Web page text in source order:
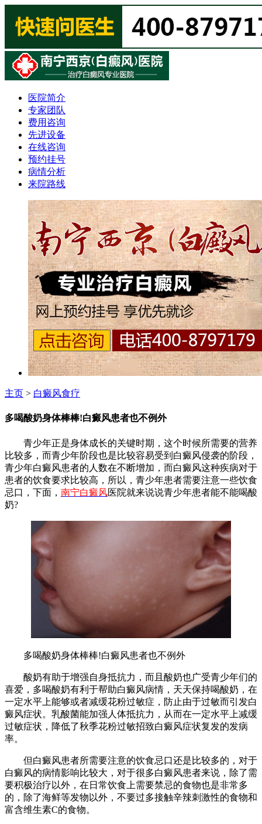
医院简介
专家团队
费用咨询
先进设备
在线咨询
预约挂号
病情分析
来院路线
主页 > 白癜风食疗
多喝酸奶身体棒棒!白癜风患者也不例外
青少年正是身体成长的关键时期，这个时候所需要的营养
比较多，而青少年阶段也是比较容易受到白癜风侵袭的阶段，
青少年白癜风患者的人数在不断增加，而白癜风这种疾病对于
患者的饮食要求比较高，所以，青少年患者需要注意一些饮食
忌口，下面， 南宁白癜风医院就来说说青少年患者能不能喝酸
奶?
多喝酸奶身体棒棒!白癜风患者也不例外
酸奶有助于增强自身抵抗力，而且酸奶也广受青少年们的
喜爱，多喝酸奶有利于帮助白癜风病情，天天保持喝酸奶，在
一定水平上能够或者减缓花粉过敏症，防止由于过敏而引发白
癜风症状。乳酸菌能加强人体抵抗力，从而在一定水平上减缓
过敏症状，降低了秋季花粉过敏招致白癜风症状复发的发病
率。
但白癜风患者所需要注意的饮食忌口还是比较多的，对于
白癜风的病情影响比较大，对于很多白癜风患者来说，除了需
要积极治疗以外，在日常饮食上需要禁忌的食物也是非常多
的，除了海鲜等发物以外，不要过多接触辛辣刺激性的食物和
富含维生素C的食物。